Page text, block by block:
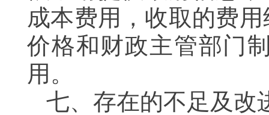
成本费用，收取的费
价格和财政主管部门
用。
七、存在的不足及改